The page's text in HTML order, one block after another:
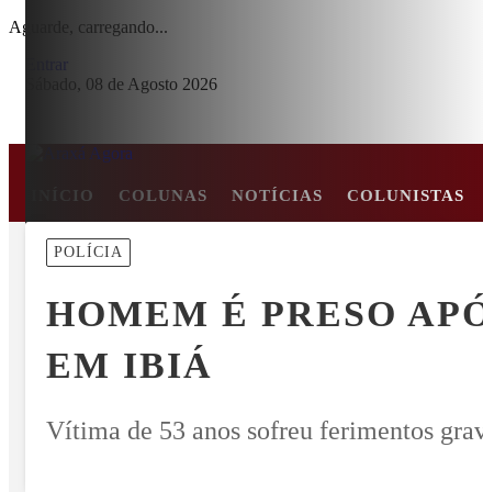
Aguarde, carregando...
Sábado, 08 de Agosto 2026
INÍCIO COLUNAS NOTÍCIAS COLUNISTAS
MENU
POLÍCIA
HOMEM É PRESO
EM IBIÁ
Vítima de 53 anos sofreu ferimentos